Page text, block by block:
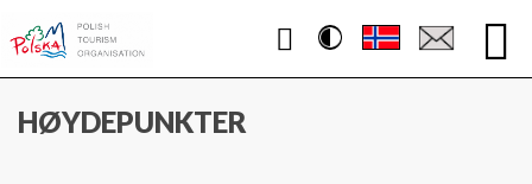
Contrast
WWW.POLEN.TRAVEL
HØYDEPUNKTER